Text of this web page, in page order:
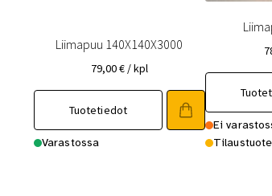
Liimapuu 140X140X3000
79,00€ / kpl
Tuotetiedot
Varastossa
Ei
Tilaustuote